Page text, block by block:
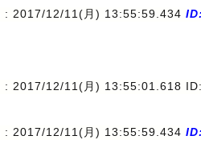
: 2017/12/11(月) 13:55:59.434
: 2017/12/11(月) 13:55:01.618
: 2017/12/11(月) 13:55:59.434